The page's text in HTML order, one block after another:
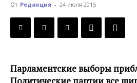
Кыргызстана
От Редакция - 24 июля 2015
Парламентские выборы